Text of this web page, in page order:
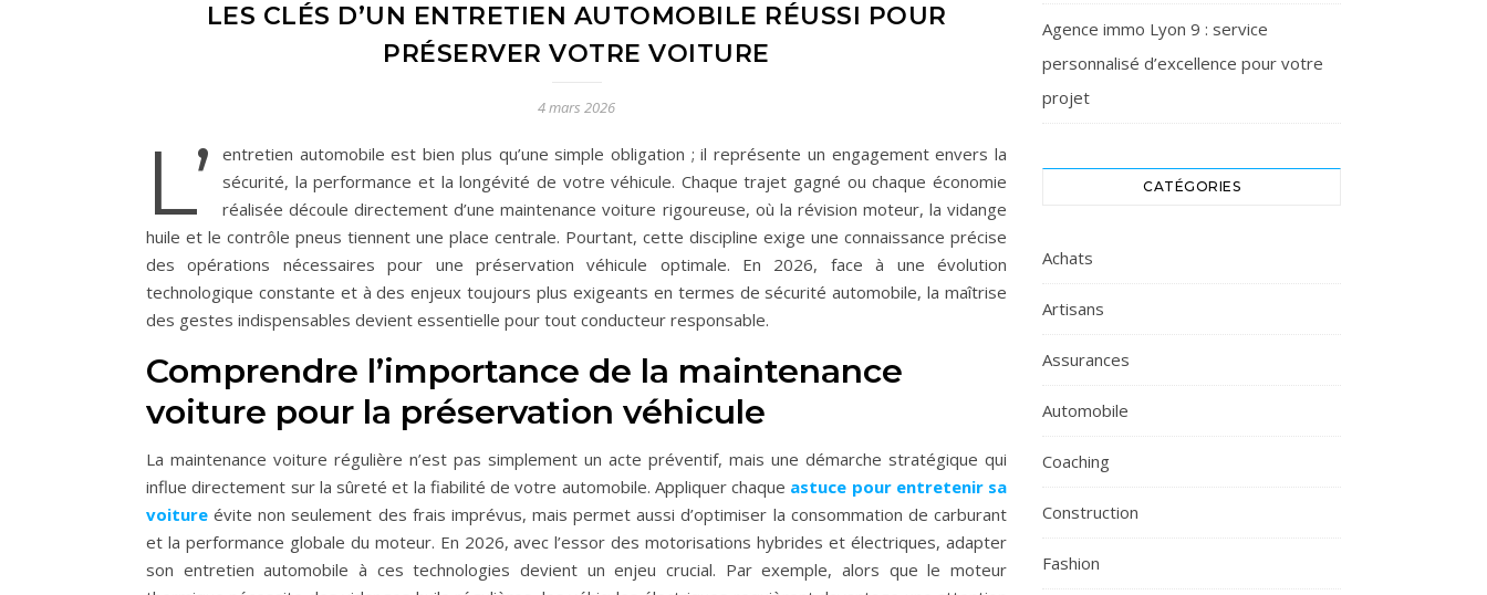
LES CLÉS D’UN ENTRETIEN AUTOMOBILE RÉUSSI POUR
PRÉSERVER VOTRE VOITURE
4 mars 2026
L’
entretien automobile est bien plus qu’une simple obligation ; il représente un engagement envers la
sécurité, la performance et la longévité de votre véhicule. Chaque trajet gagné ou chaque économie
réalisée découle directement d’une maintenance voiture rigoureuse, où la révision moteur, la vidange
huile et le contrôle pneus tiennent une place centrale. Pourtant, cette discipline exige une connaissance précise
des opérations nécessaires pour une préservation véhicule optimale. En 2026, face à une évolution
technologique constante et à des enjeux toujours plus exigeants en termes de sécurité automobile, la maîtrise
des gestes indispensables devient essentielle pour tout conducteur responsable.
Comprendre l’importance de la maintenance
voiture pour la préservation véhicule
La maintenance voiture régulière n’est pas simplement un acte préventif, mais une démarche stratégique qui
influe directement sur la sûreté et la fiabilité de votre automobile. Appliquer chaque astuce pour entretenir sa
voiture évite non seulement des frais imprévus, mais permet aussi d’optimiser la consommation de carburant
et la performance globale du moteur. En 2026, avec l’essor des motorisations hybrides et électriques, adapter
son entretien automobile à ces technologies devient un enjeu crucial. Par exemple, alors que le moteur
Agence immo Lyon 9 : service
personnalisé d’excellence pour votre
projet
CATÉGORIES
Achats
Artisans
Assurances
Automobile
Coaching
Construction
Fashion